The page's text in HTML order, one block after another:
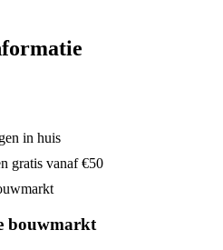
in huis
gratis vanaf €50
bouwmarkt